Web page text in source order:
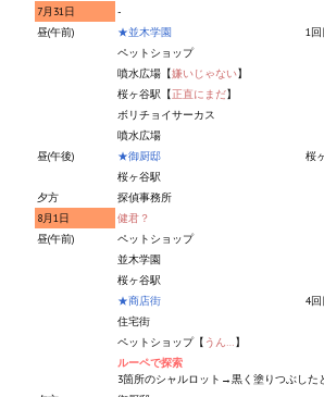
7月31日
-
昼(午前)
★並木学園
1
ペットショップ
噴水広場【嫌いじゃない】
桜ヶ谷駅【正直にまだ】
ボリチョイサーカス
噴水広場
昼(午後)
★御厨邸
桜
桜ヶ谷駅
夕方
探偵事務所
8月1日
健君？
昼(午前)
ペットショップ
並木学園
桜ヶ谷駅
★商店街
4
住宅街
ペットショップ【 うん… 】
ルーペで探索
3箇所のシャルロット→黒く塗りつぶした